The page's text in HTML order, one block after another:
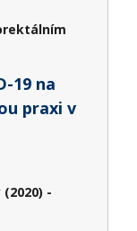
19 na
praxi v
-